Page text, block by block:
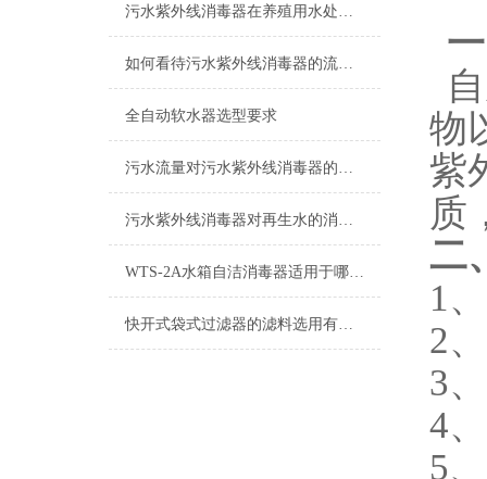
污水紫外线消毒器在养殖用水处理时的注意事项
如何看待污水紫外线消毒器的流量参数？
全自动软水器选型要求
污水流量对污水紫外线消毒器的影响分析
污水紫外线消毒器对再生水的消毒处理说明
WTS-2A水箱自洁消毒器适用于哪些水体？
快开式袋式过滤器的滤料选用有何说法？
物
紫
质
二
1
2
3
4
5